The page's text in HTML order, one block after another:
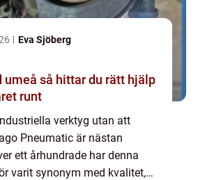
Eva Sjöberg
du rätt hjälp
runt
verktyg utan att
Pneumatic är nästan
ett århundrade har denna
varit synonym med kvalitet,